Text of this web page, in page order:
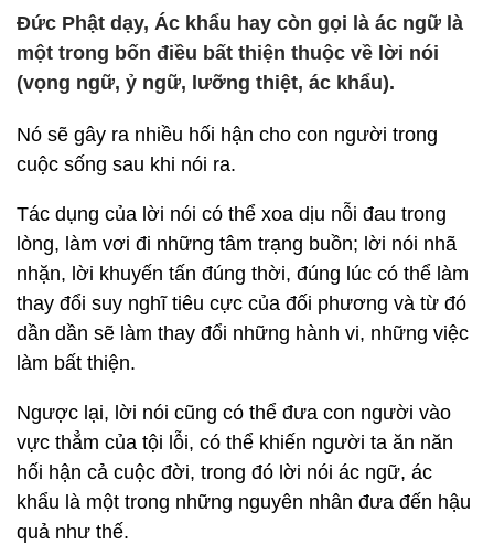
Đức Phật dạy, Ác khẩu hay còn gọi là ác ngữ là
một trong bốn điều bất thiện thuộc về lời nói
(vọng ngữ, ỷ ngữ, lưỡng thiệt, ác khẩu).
Nó sẽ gây ra nhiều hối hận cho con người trong
cuộc sống sau khi nói ra.
Tác dụng của lời nói có thể xoa dịu nỗi đau trong
lòng, làm vơi đi những tâm trạng buồn; lời nói nhã
nhặn, lời khuyến tấn đúng thời, đúng lúc có thể làm
thay đổi suy nghĩ tiêu cực của đối phương và từ đó
dần dần sẽ làm thay đổi những hành vi, những việc
làm bất thiện.
Ngược lại, lời nói cũng có thể đưa con người vào
vực thẳm của tội lỗi, có thể khiến người ta ăn năn
hối hận cả cuộc đời, trong đó lời nói ác ngữ, ác
khẩu là một trong những nguyên nhân đưa đến hậu
quả như thế.